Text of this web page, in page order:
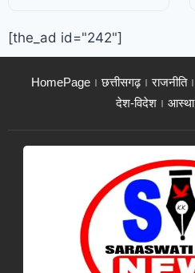
[the_ad id="242"]
HomePage छत्तीसगढ़ राजनीति
देश-विदेश
आस्था